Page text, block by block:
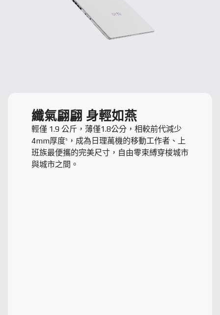
纖氣翩翩 身輕如燕
輕僅 1.9 公斤，薄僅1.8公分，相較前代減少
4mm厚度5
，成為日理萬機的移動工作者、上
班族最便攜的完美尺寸，自由零束縛穿梭城市
與城市之間。